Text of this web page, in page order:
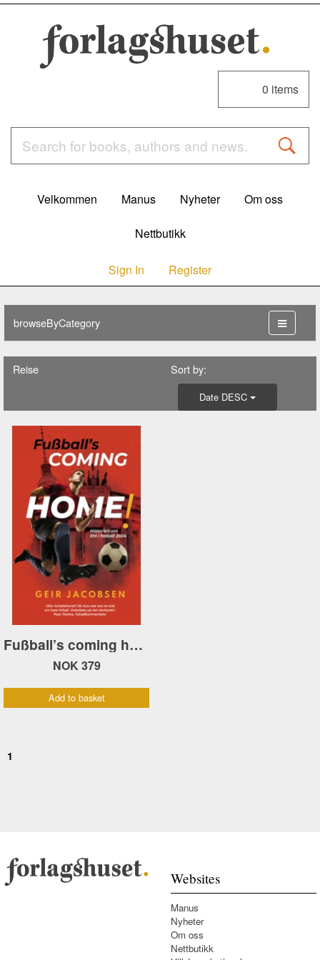
0 items
Velkommen Manus Nyheter Om oss
Nettbutikk
Sign In Register
browseByCategory
Reise Sort by:
Date DESC
Fußball’s coming home! Historien om EM i fotball 2024
NOK 379
Add to basket
1
Websites
Manus
Nyheter
Om oss
Nettbutikk